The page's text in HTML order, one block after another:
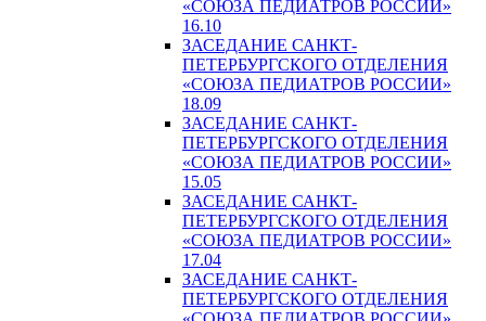
«СОЮЗА ПЕДИАТРОВ РОССИИ»
16.10
ЗАСЕДАНИЕ САНКТ-
ПЕТЕРБУРГСКОГО ОТДЕЛЕНИЯ
«СОЮЗА ПЕДИАТРОВ РОССИИ»
18.09
ЗАСЕДАНИЕ САНКТ-
ПЕТЕРБУРГСКОГО ОТДЕЛЕНИЯ
«СОЮЗА ПЕДИАТРОВ РОССИИ»
15.05
ЗАСЕДАНИЕ САНКТ-
ПЕТЕРБУРГСКОГО ОТДЕЛЕНИЯ
«СОЮЗА ПЕДИАТРОВ РОССИИ»
17.04
ЗАСЕДАНИЕ САНКТ-
ПЕТЕРБУРГСКОГО ОТДЕЛЕНИЯ